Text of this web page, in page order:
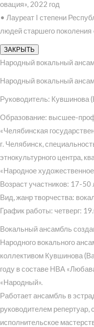
овация», 2022 год
• Лауреат I степени
людей старшего
ЗАКРЫТЬ
Народный вокальный
Народный вокальный
Руководитель: Кувшинова
Образование: высшее-
«Челябинская
г. Челябинск,
этнокультурного центра,
«Народное
Возраст участников: 17-50
Вид, жанр творчества:
График работы: четверг:
Вокальный ансамбль
Народного вокального
коллективом Кувшинова
году в составе НВА
«Народный».
Работает ансамбль в
руководителем репертуар,
исполнительское